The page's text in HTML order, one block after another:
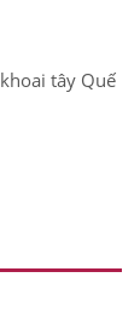
tây Quế